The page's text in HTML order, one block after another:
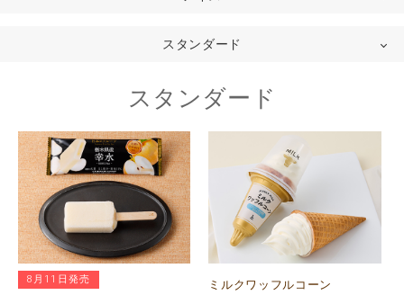
スタンダード
スタンダード
8月11日発売
ミルクワッフルコーン